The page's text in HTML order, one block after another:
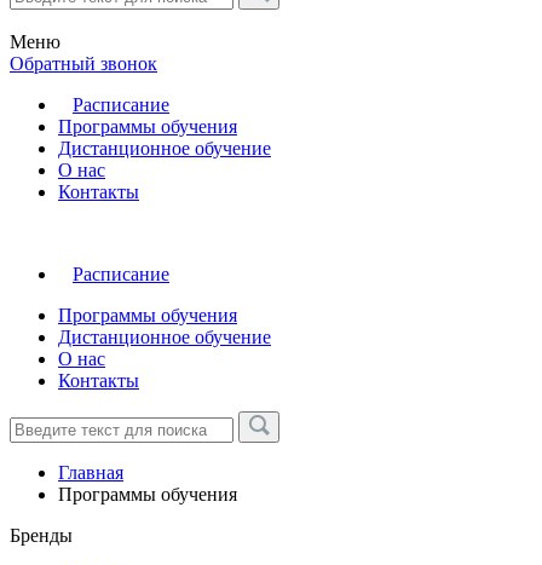
Меню
Обратный звонок
Расписание
Программы обучения
Дистанционное обучение
О нас
Контакты
Расписание
Программы обучения
Дистанционное обучение
О нас
Контакты
Главная
Программы обучения
Бренды